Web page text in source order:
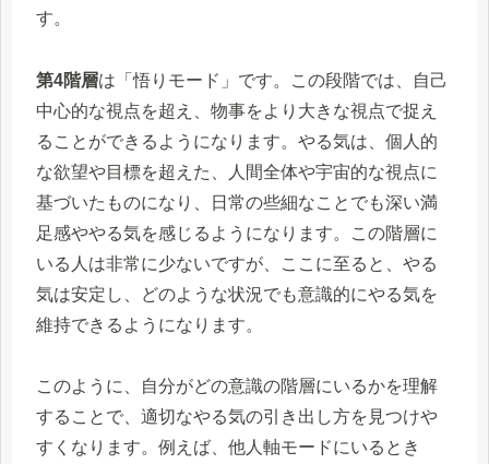
す。
第4階層は「悟りモード」です。この段階では、自己
中心的な視点を超え、物事をより大きな視点で捉え
ることができるようになります。やる気は、個人的
な欲望や目標を超えた、人間全体や宇宙的な視点に
基づいたものになり、日常の些細なことでも深い満
足感ややる気を感じるようになります。この階層に
いる人は非常に少ないですが、ここに至ると、やる
気は安定し、どのような状況でも意識的にやる気を
維持できるようになります。
このように、自分がどの意識の階層にいるかを理解
することで、適切なやる気の引き出し方を見つけや
すくなります。例えば、他人軸モードにいるとき